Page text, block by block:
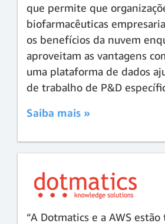
que permite que
biofarmacêuticas
os benefícios da nuvem
aproveitam as vantagens
uma plataforma de dados
de trabalho de P&D
Saiba mais »
“A Dotmatics e a AWS